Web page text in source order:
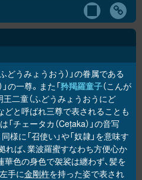
ふどうみょうおう）」の眷属である
の一尊。また「矜羯羅童子（こんが
王二童（ふどうみょうおうにど
などと呼ばれ三尊で表されることも
「チェータカ（Ceṭaka）」の音写
同様に「召使い」や「奴隷」を意味す
れば、業波羅蜜すなわち方便心か
華色の身色で袈裟は纏わず、髪を
手に金剛杵を持った姿で表され